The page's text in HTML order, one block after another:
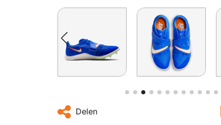
Delen